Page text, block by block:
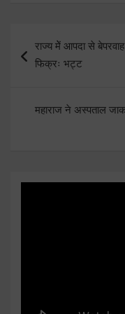
navigation
राज्य मेें आपदा से
फिक्रः भट्ट
महाराज ने अस्पताल